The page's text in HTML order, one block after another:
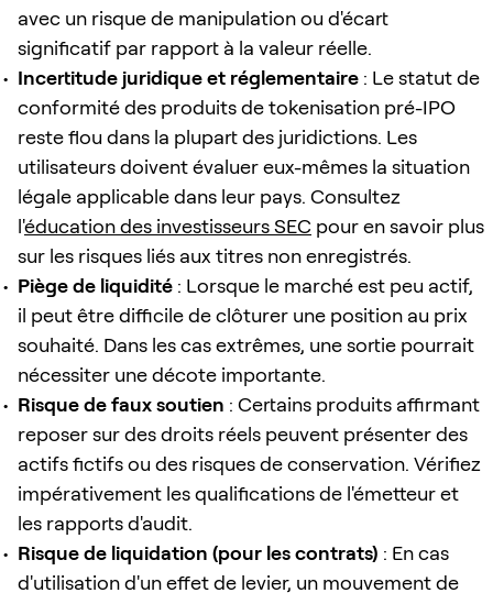
avec un risque de manipulation ou d'écart
significatif par rapport à la valeur réelle.
Incertitude juridique et réglementaire : Le statut de
conformité des produits de tokenisation pré-IPO
reste flou dans la plupart des juridictions. Les
utilisateurs doivent évaluer eux-mêmes la situation
légale applicable dans leur pays. Consultez
l'éducation des investisseurs SEC pour en savoir plus
sur les risques liés aux titres non enregistrés.
Piège de liquidité : Lorsque le marché est peu actif,
il peut être difficile de clôturer une position au prix
souhaité. Dans les cas extrêmes, une sortie pourrait
nécessiter une décote importante.
Risque de faux soutien : Certains produits affirmant
reposer sur des droits réels peuvent présenter des
actifs fictifs ou des risques de conservation. Vérifiez
impérativement les qualifications de l'émetteur et
les rapports d'audit.
Risque de liquidation (pour les contrats) : En cas
d'utilisation d'un effet de levier, un mouvement de